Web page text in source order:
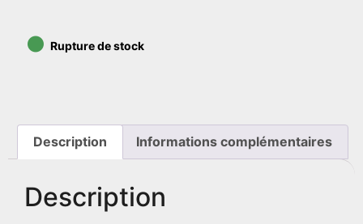
• Rupture de stock
Description Informations complémentaires
Description